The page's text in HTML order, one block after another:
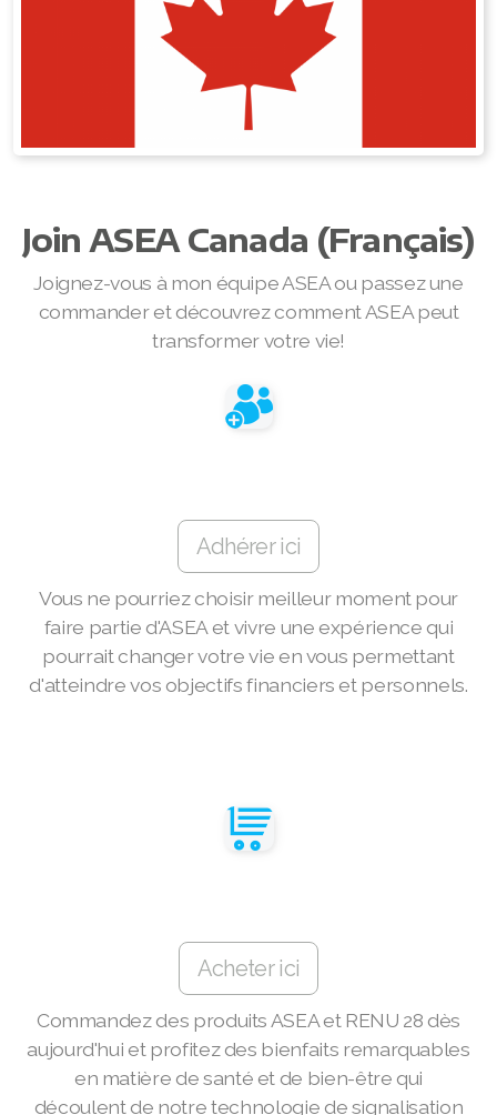
Join ASEA Canada (Français)
Joignez-vous à mon équipe ASEA ou passez une
commander et découvrez comment ASEA peut
transformer votre vie!
Adhérer ici
Vous ne pourriez choisir meilleur moment pour
faire partie d'ASEA et vivre une expérience qui
pourrait changer votre vie en vous permettant
d'atteindre vos objectifs financiers et personnels.
Acheter ici
Commandez des produits ASEA et RENU 28 dès
aujourd'hui et profitez des bienfaits remarquables
en matière de santé et de bien-être qui
découlent de notre technologie de signalisation
RENUADVANCED GLOW SERUM
RENUADVANCED HYDRATING CREAM
RENUADVANCED BALANCING TONER
RENUADVANCED FOAMING CLEANSER
REDOXEnergy
REDOXMood
Join ASEA Australia (English)
Join ASEA Belgium (Français)
Join ASEA Belgium (Nederlands)
Join ASEA Canada (Français)
Join ASEA Czech Republic (Čeština)
Join ASEA Denmark (Dansk)